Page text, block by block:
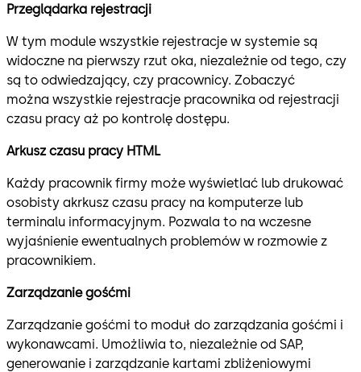
Przeglądarka rejestracji
W tym module wszystkie rejestracje w systemie są
widoczne na pierwszy rzut oka, niezależnie od tego, czy
są to odwiedzający, czy pracownicy. Zobaczyć
można wszystkie rejestracje pracownika od rejestracji
czasu pracy aż po kontrolę dostępu.
Arkusz czasu pracy HTML
Każdy pracownik firmy może wyświetlać lub drukować
osobisty akrkusz czasu pracy na komputerze lub
terminalu informacyjnym. Pozwala to na wczesne
wyjaśnienie ewentualnych problemów w rozmowie z
pracownikiem.
Zarządzanie gośćmi
Zarządzanie gośćmi to moduł do zarządzania gośćmi i
wykonawcami. Umożliwia to, niezależnie od SAP,
generowanie i zarządzanie kartami zbliżeniowymi